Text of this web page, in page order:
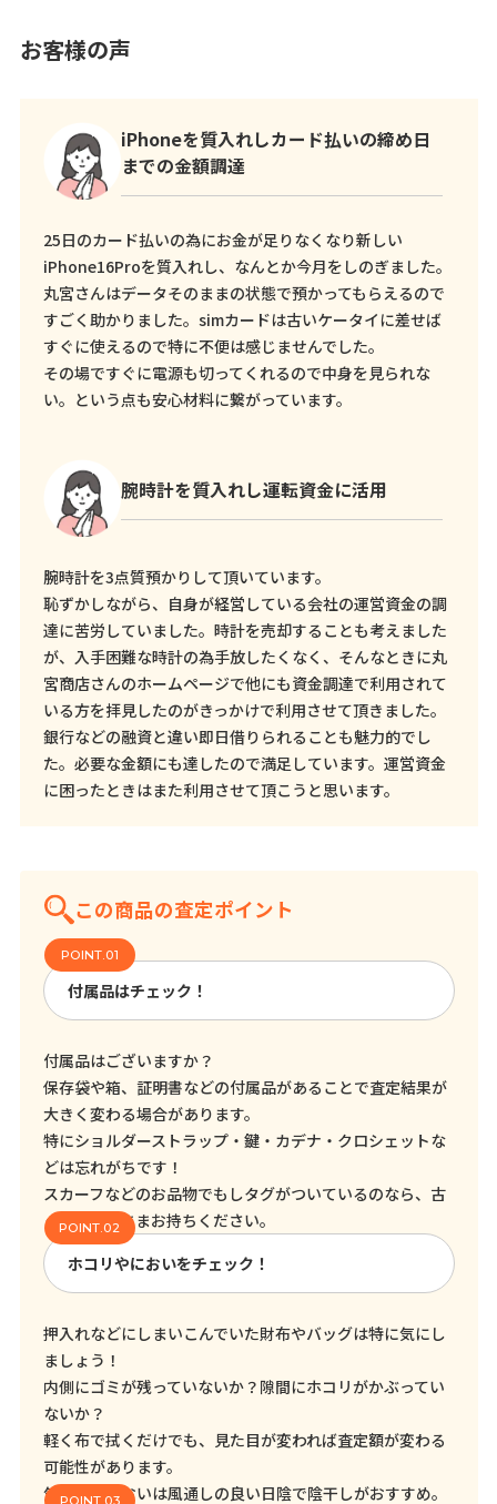
お客様の声
iPhoneを質入れしカード払いの締め日
までの金額調達
25日のカード払いの為にお金が足りなくなり新しい
iPhone16Proを質入れし、なんとか今月をしのぎました。
丸宮さんはデータそのままの状態で預かってもらえるので
すごく助かりました。simカードは古いケータイに差せば
すぐに使えるので特に不便は感じませんでした。
その場ですぐに電源も切ってくれるので中身を見られな
い。という点も安心材料に繋がっています。
腕時計を質入れし運転資金に活用
腕時計を3点質預かりして頂いています。
恥ずかしながら、自身が経営している会社の運営資金の調
達に苦労していました。時計を売却することも考えました
が、入手困難な時計の為手放したくなく、そんなときに丸
宮商店さんのホームページで他にも資金調達で利用されて
いる方を拝見したのがきっかけで利用させて頂きました。
銀行などの融資と違い即日借りられることも魅力的でし
た。必要な金額にも達したので満足しています。運営資金
に困ったときはまた利用させて頂こうと思います。
この商品の査定ポイント
付属品はチェック！
付属品はございますか？
保存袋や箱、証明書などの付属品があることで査定結果が
大きく変わる場合があります。
特にショルダーストラップ・鍵・カデナ・クロシェットな
どは忘れがちです！
スカーフなどのお品物でもしタグがついているのなら、古
くてもそのままお持ちください。
ホコリやにおいをチェック！
押入れなどにしまいこんでいた財布やバッグは特に気にし
ましょう！
内側にゴミが残っていないか？隙間にホコリがかぶってい
ないか？
軽く布で拭くだけでも、見た目が変われば査定額が変わる
可能性があります。
気になるにおいは風通しの良い日陰で陰干しがおすすめ。